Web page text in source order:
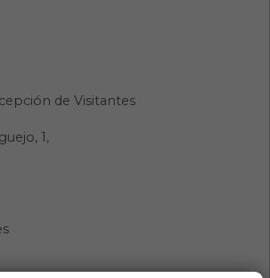
de Visitantes
1,